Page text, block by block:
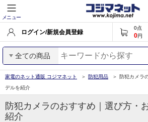
メニュー
ログイン/新規会員登録
0点
0円
全ての商品
家電のネット通販 コジマネット 防犯用品
防犯カメラ
デルを紹介
防犯カメラのおすすめ｜選び方・
紹介